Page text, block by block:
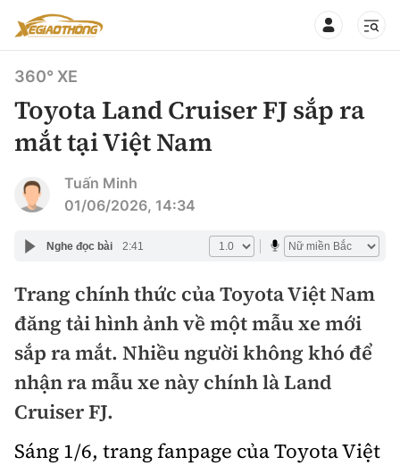
360° xe
Chính sách
Hạ tầng phương tiện
Góc nhìn
Tâm điểm
Xe du lịch
Xe chuyên dụng
Xe máy
Đánh giá xe
Đánh giá xe mới
So sánh
Lái mới
Tư vấn sử dụng
Chọn xe
Bảo hiểm xe
Sản phẩm bảo hiểm
360° XE
Toyota Land Cruiser FJ sắp ra
mắt tại Việt Nam
Tuấn Minh
01/06/2026, 14:34
Nghe đọc bài 2:41
Trang chính thức của Toyota Việt Nam
đăng tải hình ảnh về một mẫu xe mới
sắp ra mắt. Nhiều người không khó để
nhận ra mẫu xe này chính là Land
Cruiser FJ.
Sáng 1/6, trang fanpage của Toyota Việt